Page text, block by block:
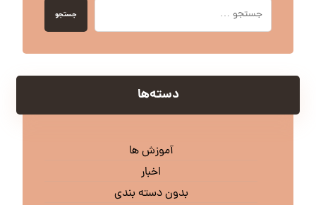
جستجو
دسته‌ها
آموزش ها
اخبار
بدون دسته بندی